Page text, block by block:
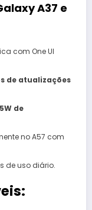
A37 e
com One UI
de atualizações
de
no A57 com
de uso diário.